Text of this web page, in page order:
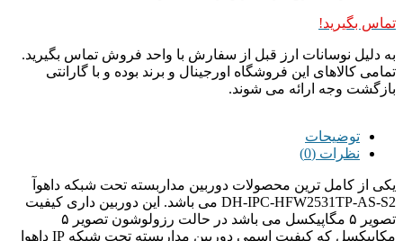
تماس بگیرید!
به دلیل نوسانات ارز قبل از سفارش با واحد فروش تماس بگیرید.
تمامی کالاهای این فروشگاه اورجینال و برند بوده و با گارانتی
بازگشت وجه ارائه می شوند.
توضیحات
نظرات (0)
یکی از کامل ترین محصولات دوربین مداربسته تحت شبکه داهوآ
DH-IPC-HFW2531TP-AS-S2 می باشد. این دوربین داری کیفیت
تصویر ۵ مگاپیکسل می باشد در حالت رزولوشون تصویر ۵
مکاپیکسل که کیفیت اسمی دوربین مداربسته تحت شبکه IP داهوا